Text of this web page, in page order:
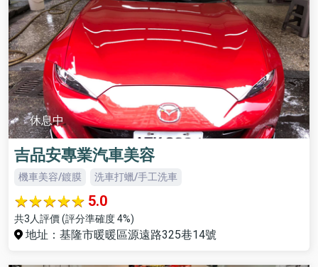
休息中
吉品安專業汽車美容
機車美容/鍍膜 洗車打蠟/手工洗車
5.0
共3人評價 (評分準確度 4%)
地址：基隆市暖暖區源遠路325巷14號